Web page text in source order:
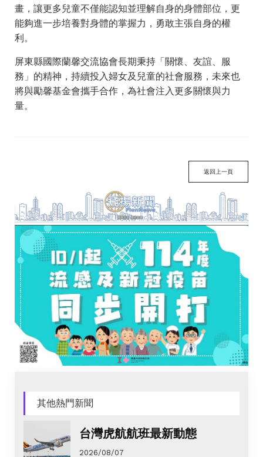
畫，讓更多兒童不僅能認知並理解自身的身體部位，更
能夠進一步培養對身體的掌握力，勇敢主張自身的權
利。
屏東縣國際蘭馨交流協會長期秉持「關懷、友誼、服
務」的精神，持續投入婦女及兒童的社會服務，未來也
將與勵馨基金會攜手合作，為社會注入更多關懷與力
量。
返回上一頁
其他熱門新聞
台灣虎航航班最新動態
2026/08/07